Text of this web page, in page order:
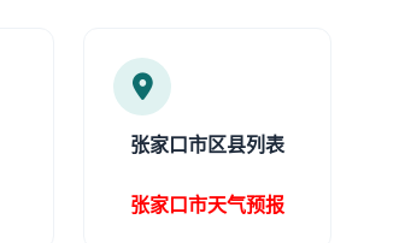
张家口市区县列表
张家口市天气预报